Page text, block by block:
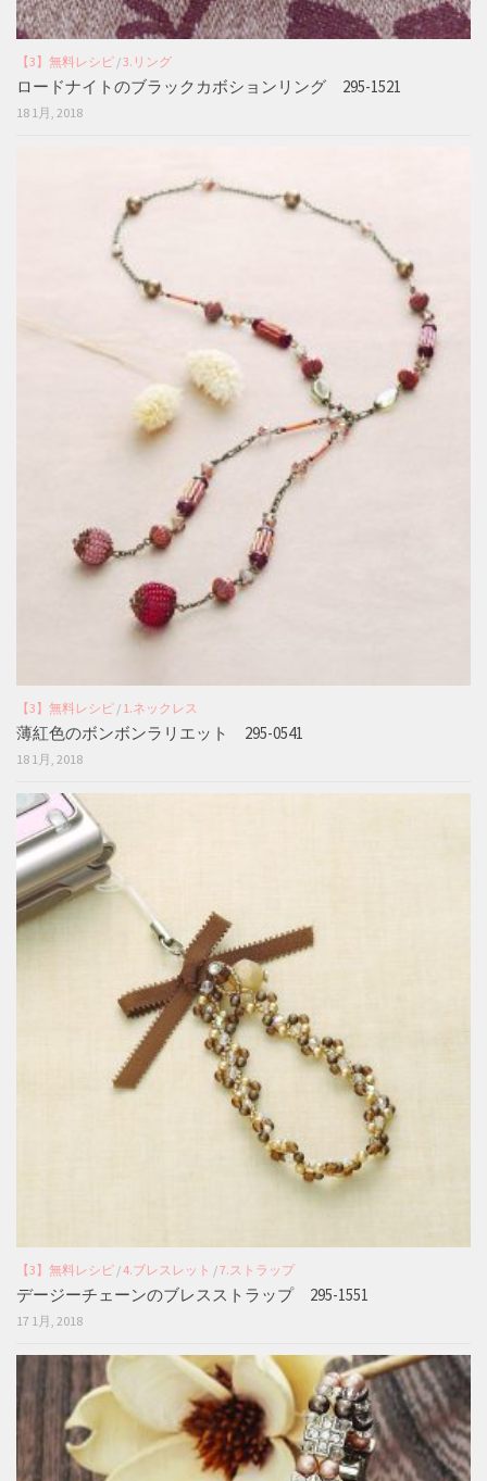
【3】無料レシピ /3.リング
ロードナイトのブラックカボションリング 295-1521
18 1月, 2018
【3】無料レシピ / 1.ネックレス
薄紅色のボンボンラリエット 295-0541
18 1月, 2018
【3】無料レシピ /4.ブレスレット /7.ストラップ
デージーチェーンのブレスストラップ 295-1551
17 1月, 2018